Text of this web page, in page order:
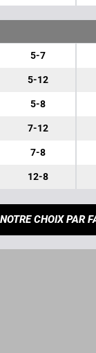
5-7
5-12
5-8
7-12
7-8
12-8
NOTRE CHOIX PAR